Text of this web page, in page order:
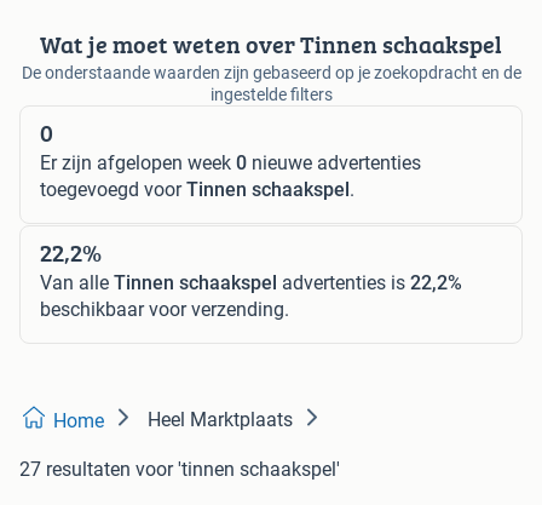
Wat je moet weten over Tinnen schaakspel
De onderstaande waarden zijn gebaseerd op je zoekopdracht en de
ingestelde filters
0
Er zijn afgelopen week 0 nieuwe advertenties
toegevoegd voorTinnen schaakspel.
22,2%
Van alle Tinnen schaakspel advertenties is 22,2%
beschikbaar voor verzending.
Home Heel Marktplaats
27 resultaten voor 'tinnen schaakspel'